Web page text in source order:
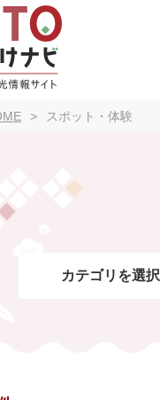
スポット・体験
カテゴリを選択